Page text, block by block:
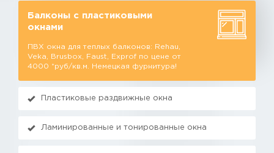
Балконы с пластиковыми
окнами
ПВХ окна для теплых балконов: Rehau,
Veka, Brusbox, Faust, Exprof по цене от
4000 *руб/кв.м. Немецкая фурнитура!
Пластиковые раздвижные окна
Ламинированные и тонированные окна